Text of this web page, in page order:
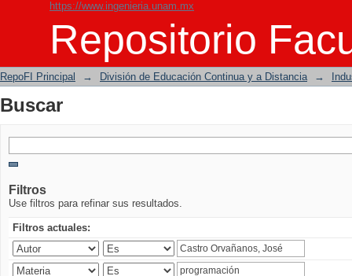
https://www.ingenieria.unam.mx
Repositorio
Buscar
RepoFI Principal → División de Educación Continua y a Distancia →
Buscar
Filtros
Use filtros para refinar sus resultados.
Filtros actuales: